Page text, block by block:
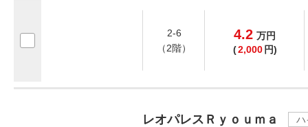
2-6
（2階）
4.2 万円
(2,000 円)
レオパレスＲｙｏｕｍａ
ハ